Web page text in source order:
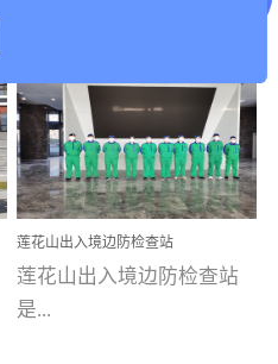
求。资质优势团队优势分
支优势优吸环保是一棵正
茁壮成长的树，只要我们
人人都爱护她、珍惜她、
她将越来越枝繁叶茂，终
将会成为一棵参天大树！
优吸环保截止2020年拥有
全国600家网点分支机构。
学广州校区室内空气治
理 工程案例地址：广
州南沙区·香港科技大学(广
州)校区 工程案...
莲花山出入境边防检查站
室内除甲醛空气治理项目
莲花山出入境边防检查站
是...